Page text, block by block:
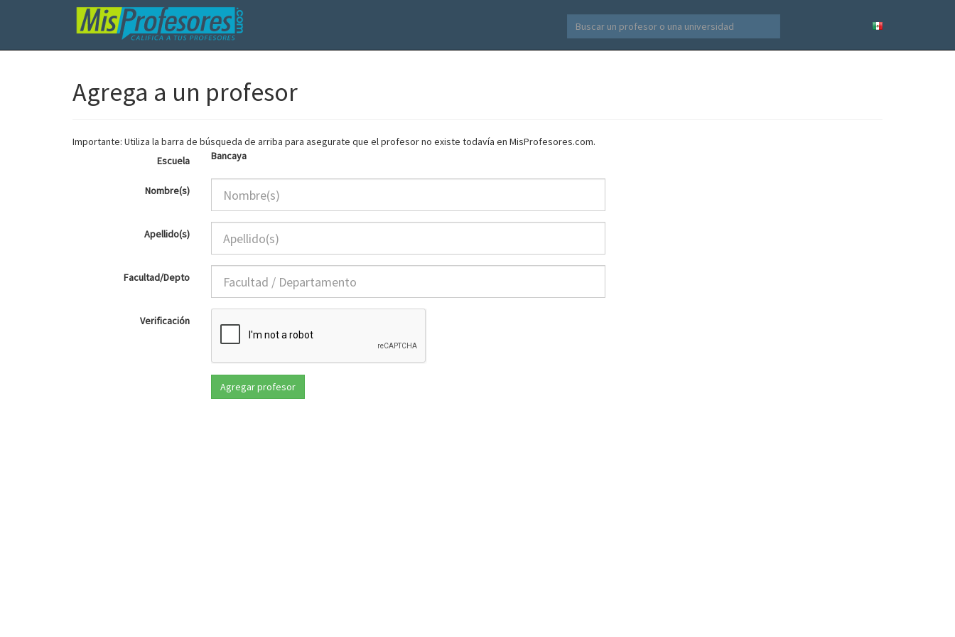
Agrega a un profesor
Importante: Utiliza la barra de búsqueda de arriba para asegurate que el profesor no existe todavía en MisProfesores.com.
Escuela
Bancaya
Nombre(s)
Apellido(s)
Facultad/Depto
Verificación